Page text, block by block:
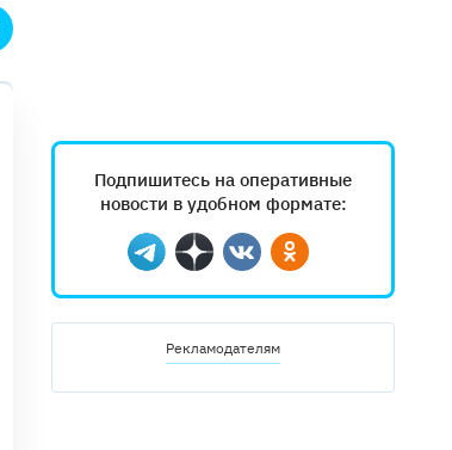
Подпишитесь на оперативные
новости в удобном формате:
Telegram
ДзенВконтактеОдноклассники
Рекламодателям